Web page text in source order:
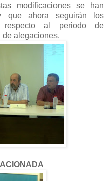
modificaciones se han
que ahora seguirán los
respecto al periodo de
alegaciones.